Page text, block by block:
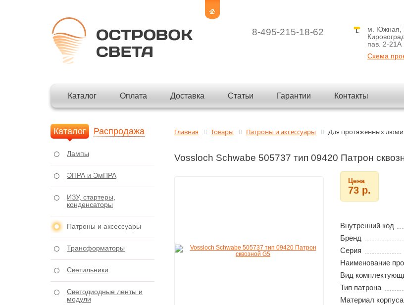
8-495-215-18-62
м. Южная,
пав. 2-21A
Схема
Каталог Оплата Доставка Статьи Гарантии Контакты
Главная Товары Патроны и аксессуары Для протяженных
Vossloch Schwabe 505737 тип 09420 Патрон
Цена
73 р.
Внутренний код
Бренд
Серия
Наименование
Вид
Тип патрона
Материал корпуса
Каталог Распродажа
Лампы
ЭПРА и ЭмПРА
ИЗУ, стартеры,
конденсаторы
Патроны и аксессуары
Трансформаторы
Светильники
Светодиодные ленты и
модули